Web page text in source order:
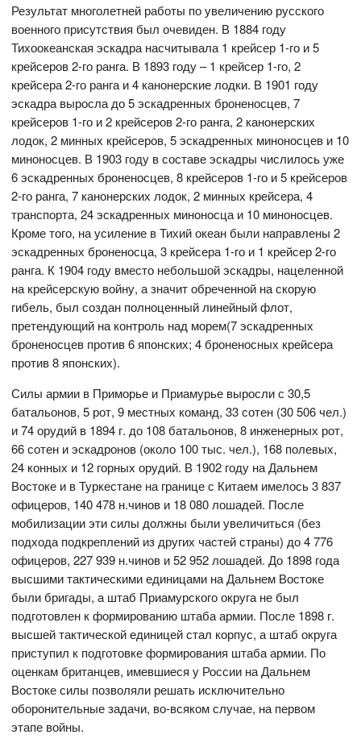
Результат многолетней работы по увеличению русского
военного присутствия был очевиден. В 1884 году
Тихоокеанская эскадра насчитывала 1 крейсер 1-го и 5
крейсеров 2-го ранга. В 1893 году – 1 крейсер 1-го, 2
крейсера 2-го ранга и 4 канонерские лодки. В 1901 году
эскадра выросла до 5 эскадренных броненосцев, 7
крейсеров 1-го и 2 крейсеров 2-го ранга, 2 канонерских
лодок, 2 минных крейсеров, 5 эскадренных миноносцев и 10
миноносцев. В 1903 году в составе эскадры числилось уже
6 эскадренных броненосцев, 8 крейсеров 1-го и 5 крейсеров
2-го ранга, 7 канонерских лодок, 2 минных крейсера, 4
транспорта, 24 эскадренных миноносца и 10 миноносцев.
Кроме того, на усиление в Тихий океан были направлены 2
эскадренных броненосца, 3 крейсера 1-го и 1 крейсер 2-го
ранга. К 1904 году вместо небольшой эскадры, нацеленной
на крейсерскую войну, а значит обреченной на скорую
гибель, был создан полноценный линейный флот,
претендующий на контроль над морем(7 эскадренных
броненосцев против 6 японских; 4 броненосных крейсера
против 8 японских).
Силы армии в Приморье и Приамурье выросли с 30,5
батальонов, 5 рот, 9 местных команд, 33 сотен (30 506 чел.)
и 74 орудий в 1894 г. до 108 батальонов, 8 инженерных рот,
66 сотен и эскадронов (около 100 тыс. чел.), 168 полевых,
24 конных и 12 горных орудий. В 1902 году на Дальнем
Востоке и в Туркестане на границе с Китаем имелось 3 837
офицеров, 140 478 н.чинов и 18 080 лошадей. После
мобилизации эти силы должны были увеличиться (без
подхода подкреплений из других частей страны) до 4 776
офицеров, 227 939 н.чинов и 52 952 лошадей. До 1898 года
высшими тактическими единицами на Дальнем Востоке
были бригады, а штаб Приамурского округа не был
подготовлен к формированию штаба армии. После 1898 г.
высшей тактической единицей стал корпус, а штаб округа
приступил к подготовке формирования штаба армии. По
оценкам британцев, имевшиеся у России на Дальнем
Востоке силы позволяли решать исключительно
оборонительные задачи, во-всяком случае, на первом
этапе войны.